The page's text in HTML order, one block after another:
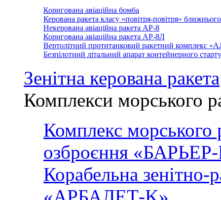
Коригована авіаційна бомба
Керована ракета класу «повітря-повітря»
Некерована авіаційна ракета АР-8
Коригована авіаційна ракета АР-8Л
Вертолітний протитанковий ракетний комплекс
Безпілотний літальний апарат контейнерного
Зенітна керована ракета
Комплекси морського
Комплекс морського
озброєння
Корабельна зенітно-